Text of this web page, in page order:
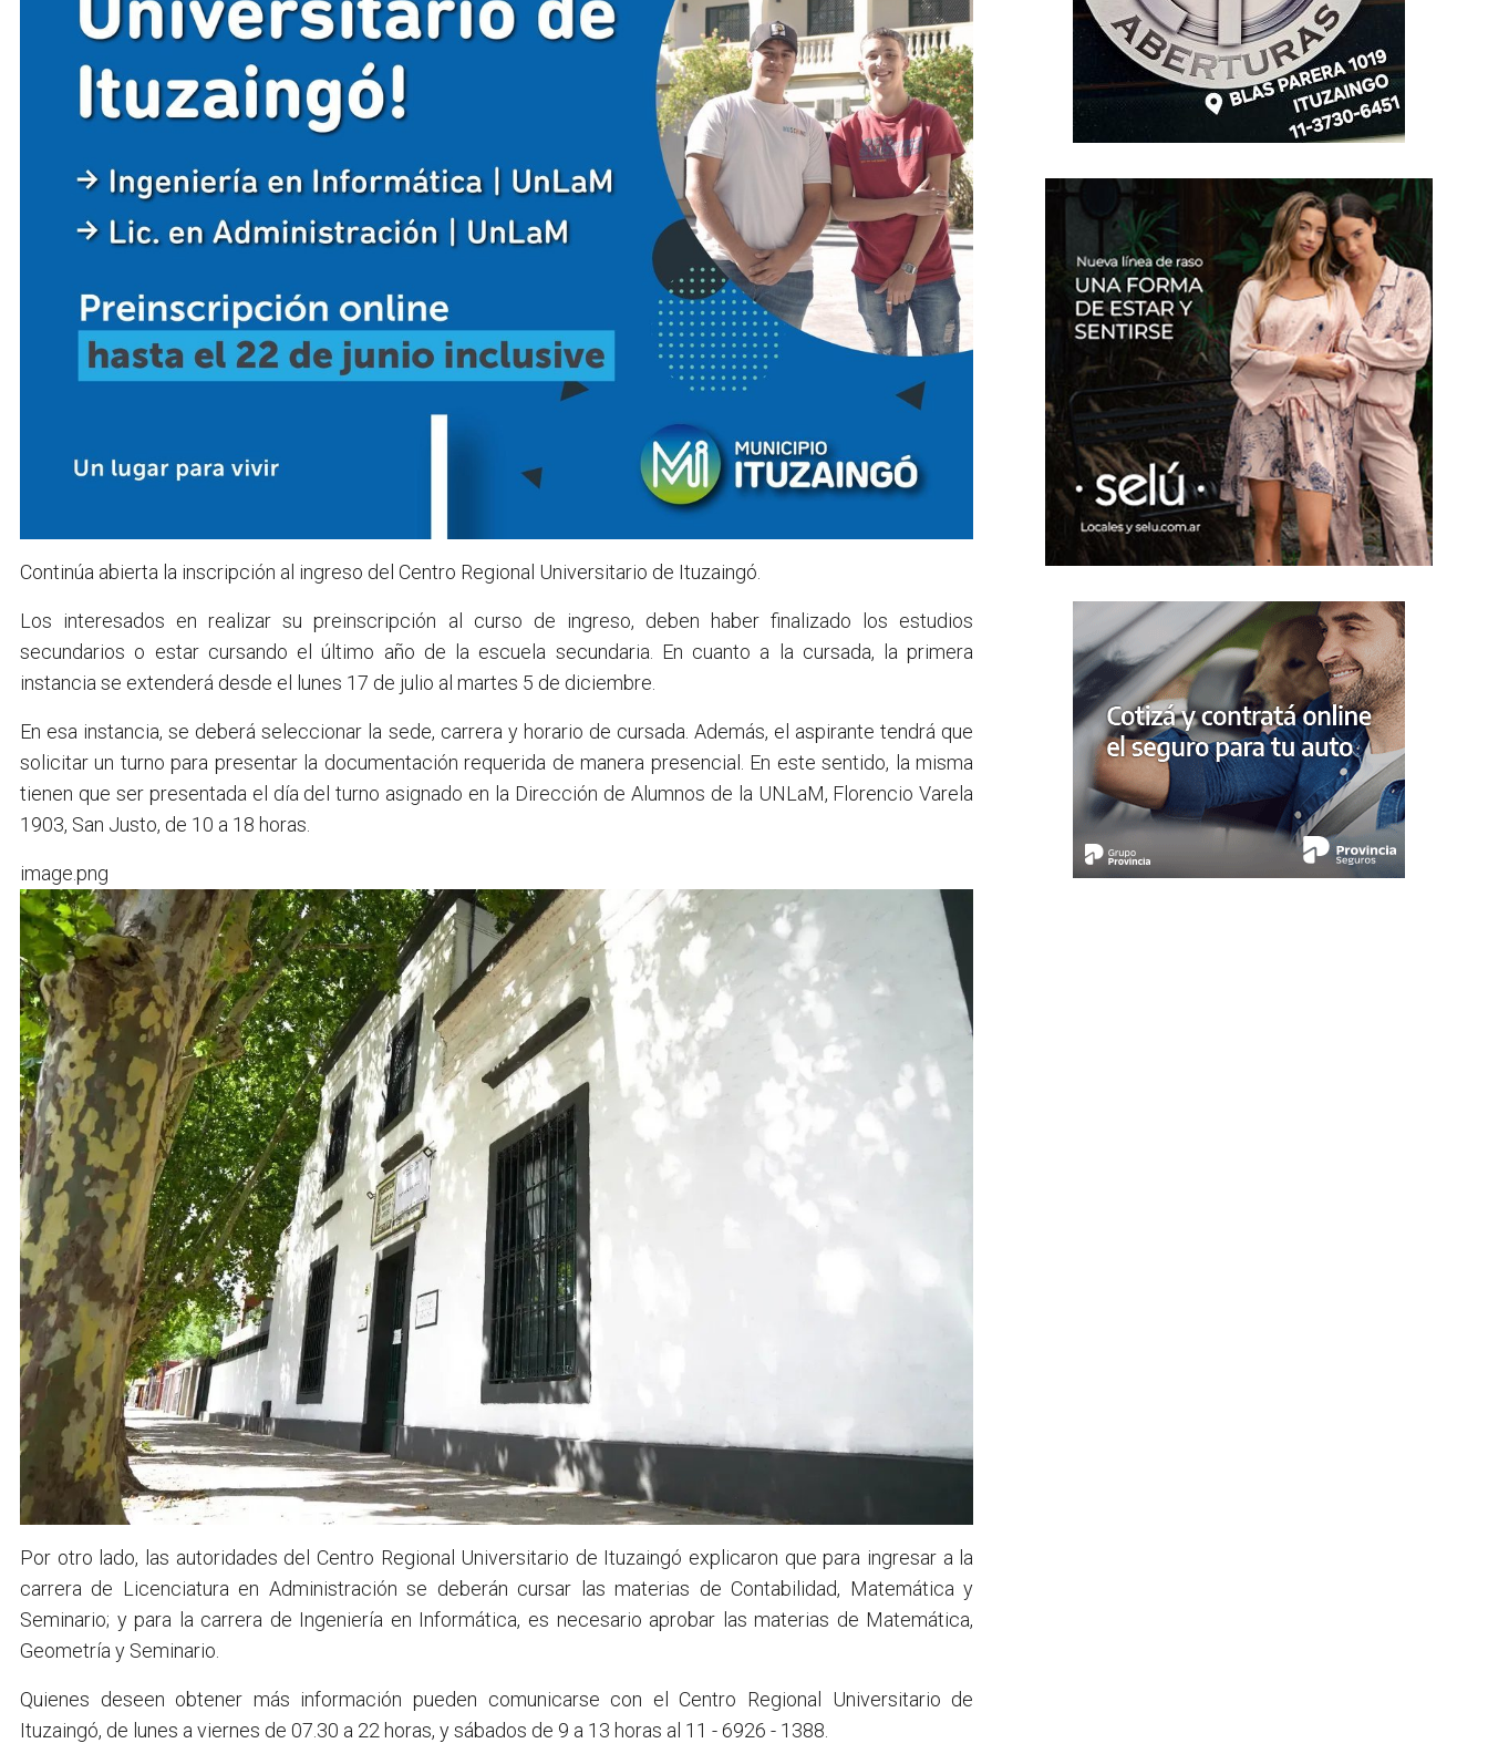
Continúa abierta la inscripción al ingreso del Centro Regional Universitario de Ituzaingó.
Los interesados en realizar su preinscripción al curso de ingreso, deben haber finalizado los estudios
secundarios o estar cursando el último año de la escuela secundaria. En cuanto a la cursada, la primera
instancia se extenderá desde el lunes 17 de julio al martes 5 de diciembre.
En esa instancia, se deberá seleccionar la sede, carrera y horario de cursada. Además, el aspirante tendrá que
solicitar un turno para presentar la documentación requerida de manera presencial. En este sentido, la misma
tienen que ser presentada el día del turno asignado en la Dirección de Alumnos de la UNLaM, Florencio Varela
1903, San Justo, de 10 a 18 horas.
image.png
Por otro lado, las autoridades del Centro Regional Universitario de Ituzaingó explicaron que para ingresar a la
carrera de Licenciatura en Administración se deberán cursar las materias de Contabilidad, Matemática y
Seminario; y para la carrera de Ingeniería en Informática, es necesario aprobar las materias de Matemática,
Geometría y Seminario.
Quienes deseen obtener más información pueden comunicarse con el Centro Regional Universitario de
Ituzaingó, de lunes a viernes de 07.30 a 22 horas, y sábados de 9 a 13 horas al 11 - 6926 - 1388.